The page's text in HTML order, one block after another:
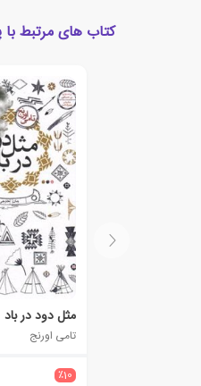
کتاب های مرتبط با
مثل دود در باد
تامی اورنج
٪10